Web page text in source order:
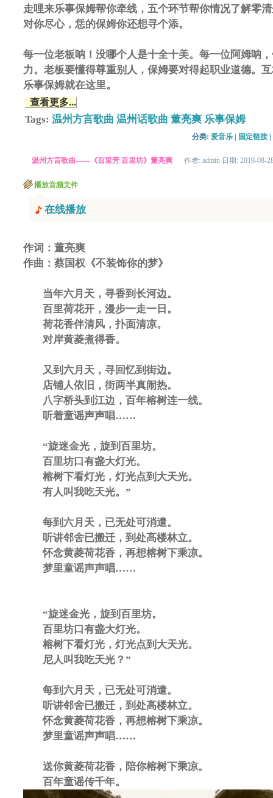
走哩来乐事保姆帮你牵线，五个环节帮你情况了解零
对你尽心，恁的保姆你还想寻个添。
每一位老板呐！没哪个人是十全十美。每一位阿姆呐
力。老板要懂得尊重别人，保姆要对得起职业道德。
乐事保姆就在这里。
查看更多...
Tags: 温州方言歌曲 温州话歌曲 董亮爽 乐事保姆
分类: 爱音乐 固定链接
温州方言歌曲——《百里芳 百里坊》董亮爽 作者: admin 日期: 2019-08-
播放音频文件
在线播放
作词：董亮爽
作曲：蔡国权《不装饰你的梦》
当年六月天，寻香到长河边。
百里荷花开，漫步一走一日。
荷花香伴清风，扑面清凉。
对岸黄菱煮得香。
又到六月天，寻回忆到街边。
店铺人依旧，街两半真闹热。
八字桥头到江边，百年榕树连一线。
听着童谣声声唱……
“旋迷金光，旋到百里坊。
百里坊口有盏大灯光。
榕树下看灯光，灯光点到大天光。
有人叫我吃天光。”
每到六月天，已无处可消遣。
听讲邻舍已搬迁，到处高楼林立。
怀念黄菱荷花香，再想榕树下乘凉。
梦里童谣声声唱……
“旋迷金光，旋到百里坊。
百里坊口有盏大灯光。
榕树下看灯光，灯光点到大天光。
尼人叫我吃天光？”
每到六月天，已无处可消遣。
听讲邻舍已搬迁，到处高楼林立。
怀念黄菱荷花香，再想榕树下乘凉。
梦里童谣声声唱……
送你黄菱荷花香，陪你榕树下乘凉。
百年童谣传千年。